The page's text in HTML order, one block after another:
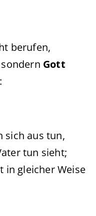
berufen,
Gott
sich aus tun,
tun sieht;
in gleicher Weise